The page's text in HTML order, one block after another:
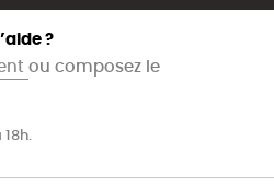
?
ou composez le
18h.